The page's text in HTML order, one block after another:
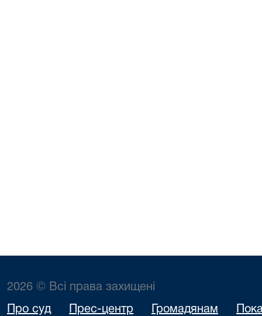
2026 © Всі права захищені
Про суд Прес-центр Громадянам